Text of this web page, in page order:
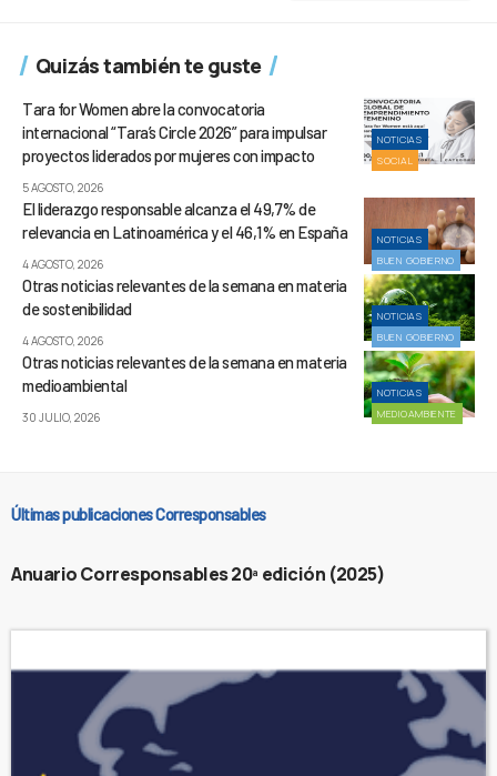
Quizás también te guste
NOTICIAS
SOCIAL
Tara for Women abre la convocatoria
internacional “Tara’s Circle 2026” para impulsar
proyectos liderados por mujeres con impacto
5 AGOSTO, 2026
NOTICIAS
BUEN GOBIERNO
El liderazgo responsable alcanza el 49,7% de
relevancia en Latinoamérica y el 46,1% en España
4 AGOSTO, 2026
NOTICIAS
BUEN GOBIERNO
Otras noticias relevantes de la semana en materia
de sostenibilidad
4 AGOSTO, 2026
NOTICIAS
MEDIOAMBIENTE
Otras noticias relevantes de la semana en materia
medioambiental
30 JULIO, 2026
Últimas publicaciones Corresponsables
Anuario Corresponsables 20ª edición (2025)